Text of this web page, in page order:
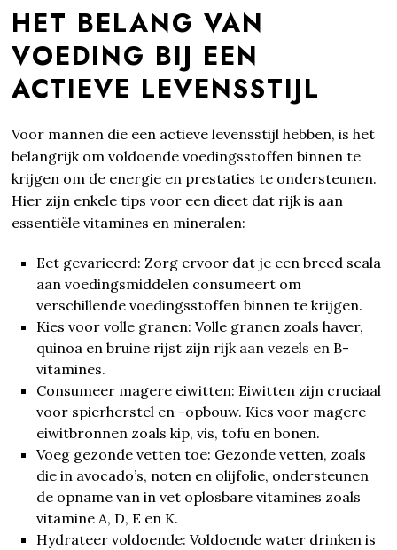
HET BELANG VAN
VOEDING BIJ EEN
ACTIEVE LEVENSSTIJL
Voor mannen die een actieve levensstijl hebben, is het
belangrijk om voldoende voedingsstoffen binnen te
krijgen om de energie en prestaties te ondersteunen.
Hier zijn enkele tips voor een dieet dat rijk is aan
essentiële vitamines en mineralen:
Eet gevarieerd: Zorg ervoor dat je een breed scala
aan voedingsmiddelen consumeert om
verschillende voedingsstoffen binnen te krijgen.
Kies voor volle granen: Volle granen zoals haver,
quinoa en bruine rijst zijn rijk aan vezels en B-
vitamines.
Consumeer magere eiwitten: Eiwitten zijn cruciaal
voor spierherstel en -opbouw. Kies voor magere
eiwitbronnen zoals kip, vis, tofu en bonen.
Voeg gezonde vetten toe: Gezonde vetten, zoals
die in avocado’s, noten en olijfolie, ondersteunen
de opname van in vet oplosbare vitamines zoals
vitamine A, D, E en K.
Hydrateer voldoende: Voldoende water drinken is